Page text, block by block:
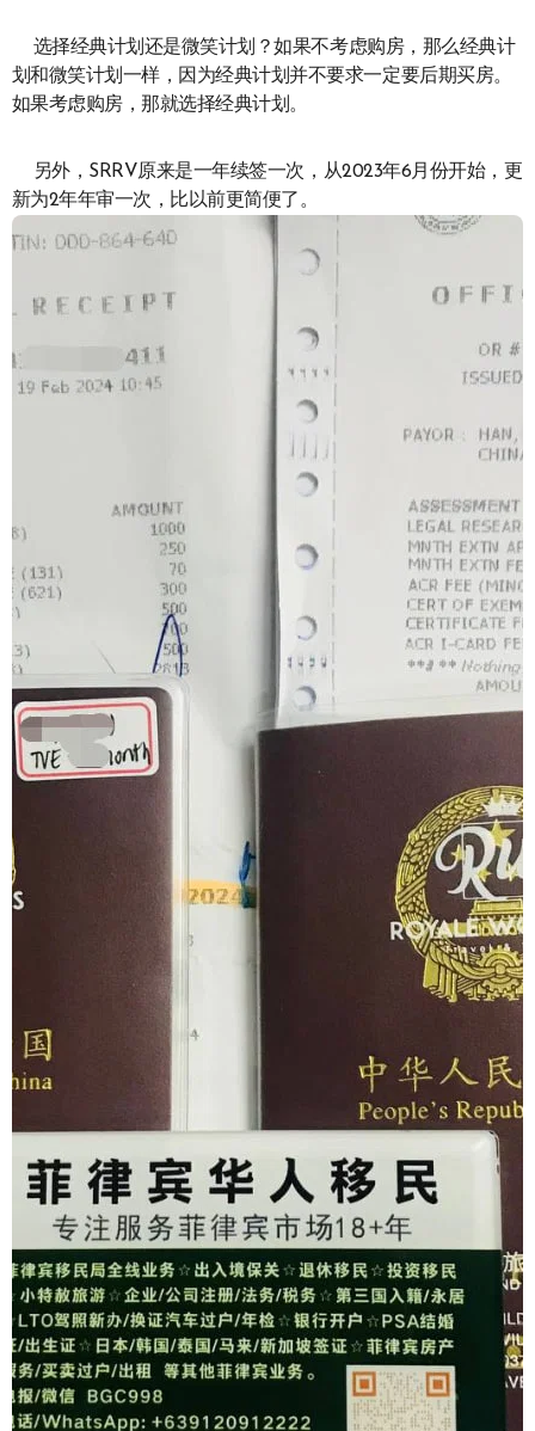
选择经典计划还是微笑计划？如果不考虑购房，那么经典计
划和微笑计划一样，因为经典计划并不要求一定要后期买房。
如果考虑购房，那就选择经典计划。
另外，SRRV原来是一年续签一次，从2023年6月份开始，更
新为2年年审一次，比以前更简便了。